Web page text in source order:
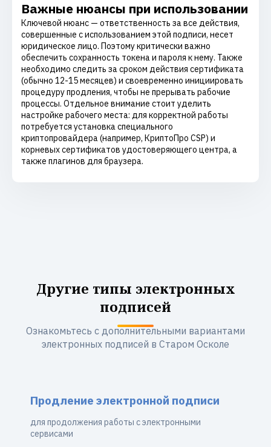
Важные нюансы при использовании
Ключевой нюанс — ответственность за все действия,
совершенные с использованием этой подписи, несет
юридическое лицо. Поэтому критически важно
обеспечить сохранность токена и пароля к нему. Также
необходимо следить за сроком действия сертификата
(обычно 12-15 месяцев) и своевременно инициировать
процедуру продления, чтобы не прерывать рабочие
процессы. Отдельное внимание стоит уделить
настройке рабочего места: для корректной работы
потребуется установка специального
криптопровайдера (например, КриптоПро CSP) и
корневых сертификатов удостоверяющего центра, а
также плагинов для браузера.
Другие типы электронных
подписей
Ознакомьтесь с дополнительными вариантами
электронных подписей в Старом Осколе
Продление электронной подписи
для продолжения работы с электронными
сервисами